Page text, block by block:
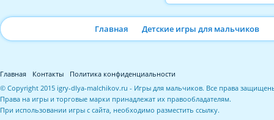
Главная Детские игры для мальчиков
Главная Контакты
Политика конфиденциальности
© Copyright 2015 igry-dlya-malchikov.ru - Игры для мальчиков. Все права
Права на игры и торговые марки принадлежат их правообладателям.
При использовании игры с сайта, необходимо разместить ссылку.